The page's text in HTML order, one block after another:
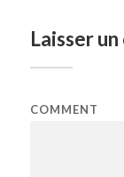
Laisser
COMMENT